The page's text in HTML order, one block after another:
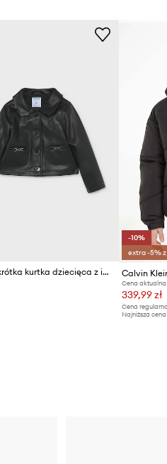
Mayoral krótka kurtka dziecięca z imitacji skóry
-10%
extra -5% z
Calvin
Cena aktualna:
339,99 zł
Cena
Najniższa